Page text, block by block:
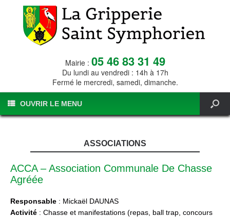
Mairie : 05 46 83 31 49
Du lundi au vendredi : 14h à 17h
Fermé le mercredi, samedi, dimanche.
OUVRIR LE MENU
ASSOCIATIONS
ACCA – Association Communale De Chasse
Agréée
Responsable : Mickaël DAUNAS
Activité : Chasse et manifestations (repas, ball trap, concours